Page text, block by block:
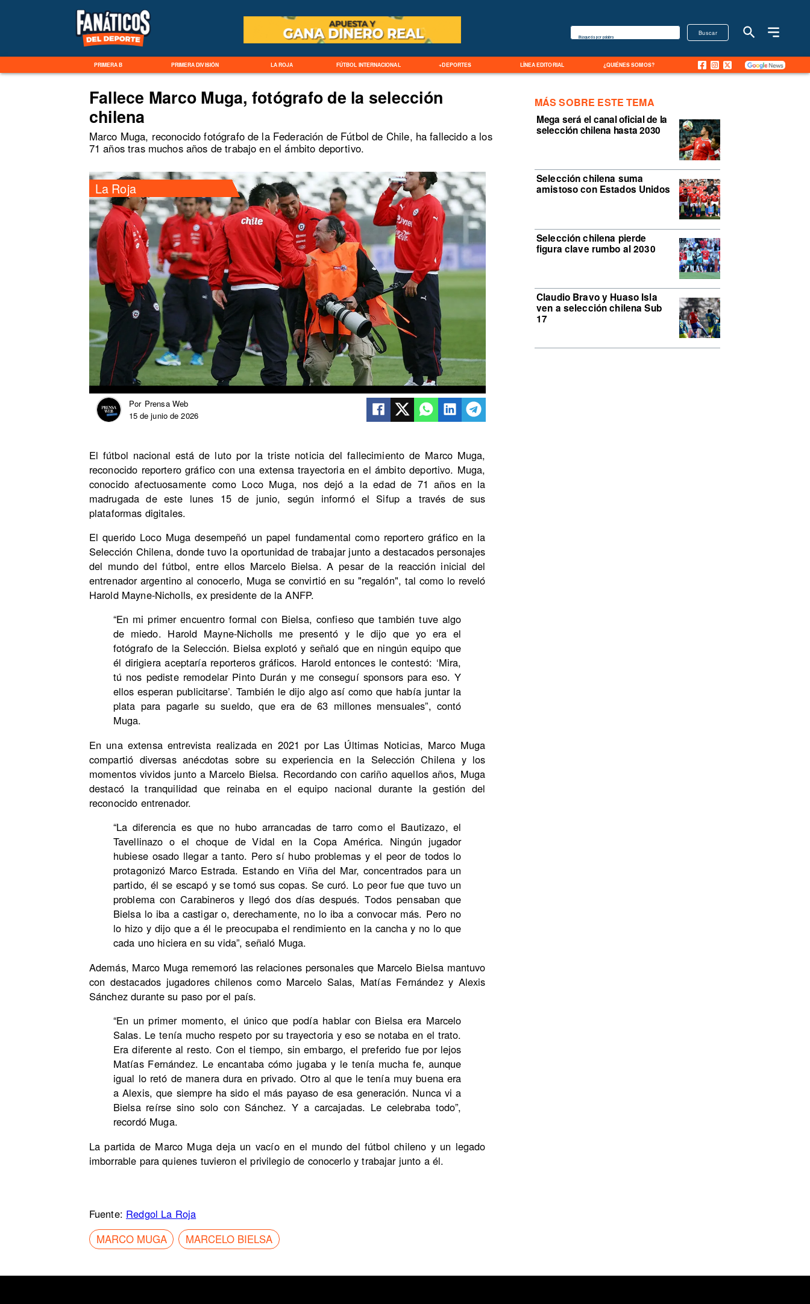
PRIMERA B PRIMERA DIVISIÓN LA ROJA FÚTBOL INTERNACIONAL +DEPORTES LÍNEA EDITORIAL ¿QUIÉNES SOMOS?
Buscar
Búsqueda por palabra
La Roja
Prensa Web
Por
15 de junio de 2026
Mega será el canal oficial de la
selección chilena hasta 2030
Selección chilena suma
amistoso con Estados Unidos
Selección chilena pierde
figura clave rumbo al 2030
Claudio Bravo y Huaso Isla
ven a selección chilena Sub
17
MÁS SOBRE ESTE TEMA
Fallece Marco Muga, fotógrafo de la selección
chilena
Marco Muga, reconocido fotógrafo de la Federación de Fútbol de Chile, ha fallecido a los
71 años tras muchos años de trabajo en el ámbito deportivo.
El fútbol nacional está de luto por la triste noticia del fallecimiento de Marco Muga,
reconocido reportero gráfico con una extensa trayectoria en el ámbito deportivo. Muga,
conocido afectuosamente como Loco Muga, nos dejó a la edad de 71 años en la
madrugada de este lunes 15 de junio, según informó el Sifup a través de sus
plataformas digitales.
El querido Loco Muga desempeñó un papel fundamental como reportero gráfico en la
Selección Chilena, donde tuvo la oportunidad de trabajar junto a destacados personajes
del mundo del fútbol, entre ellos Marcelo Bielsa. A pesar de la reacción inicial del
entrenador argentino al conocerlo, Muga se convirtió en su "regalón", tal como lo reveló
Harold Mayne-Nicholls, ex presidente de la ANFP.
“En mi primer encuentro formal con Bielsa, confieso que también tuve algo
de miedo. Harold Mayne-Nicholls me presentó y le dijo que yo era el
fotógrafo de la Selección. Bielsa explotó y señaló que en ningún equipo que
él dirigiera aceptaría reporteros gráficos. Harold entonces le contestó: ‘Mira,
tú nos pediste remodelar Pinto Durán y me conseguí sponsors para eso. Y
ellos esperan publicitarse’. También le dijo algo así como que había juntar la
plata para pagarle su sueldo, que era de 63 millones mensuales”, contó
Muga.
En una extensa entrevista realizada en 2021 por Las Últimas Noticias, Marco Muga
compartió diversas anécdotas sobre su experiencia en la Selección Chilena y los
momentos vividos junto a Marcelo Bielsa. Recordando con cariño aquellos años, Muga
destacó la tranquilidad que reinaba en el equipo nacional durante la gestión del
reconocido entrenador.
“La diferencia es que no hubo arrancadas de tarro como el Bautizazo, el
Tavellinazo o el choque de Vidal en la Copa América. Ningún jugador
hubiese osado llegar a tanto. Pero sí hubo problemas y el peor de todos lo
protagonizó Marco Estrada. Estando en Viña del Mar, concentrados para un
partido, él se escapó y se tomó sus copas. Se curó. Lo peor fue que tuvo un
problema con Carabineros y llegó dos días después. Todos pensaban que
Bielsa lo iba a castigar o, derechamente, no lo iba a convocar más. Pero no
lo hizo y dijo que a él le preocupaba el rendimiento en la cancha y no lo que
cada uno hiciera en su vida”, señaló Muga.
Además, Marco Muga rememoró las relaciones personales que Marcelo Bielsa mantuvo
con destacados jugadores chilenos como Marcelo Salas, Matías Fernández y Alexis
Sánchez durante su paso por el país.
“En un primer momento, el único que podía hablar con Bielsa era Marcelo
Salas. Le tenía mucho respeto por su trayectoria y eso se notaba en el trato.
Era diferente al resto. Con el tiempo, sin embargo, el preferido fue por lejos
Matías Fernández. Le encantaba cómo jugaba y le tenía mucha fe, aunque
igual lo retó de manera dura en privado. Otro al que le tenía muy buena era
a Alexis, que siempre ha sido el más payaso de esa generación. Nunca vi a
Bielsa reírse sino solo con Sánchez. Y a carcajadas. Le celebraba todo”,
recordó Muga.
La partida de Marco Muga deja un vacío en el mundo del fútbol chileno y un legado
imborrable para quienes tuvieron el privilegio de conocerlo y trabajar junto a él.
Fuente: Redgol La Roja
MARCO MUGA
MARCELO BIELSA